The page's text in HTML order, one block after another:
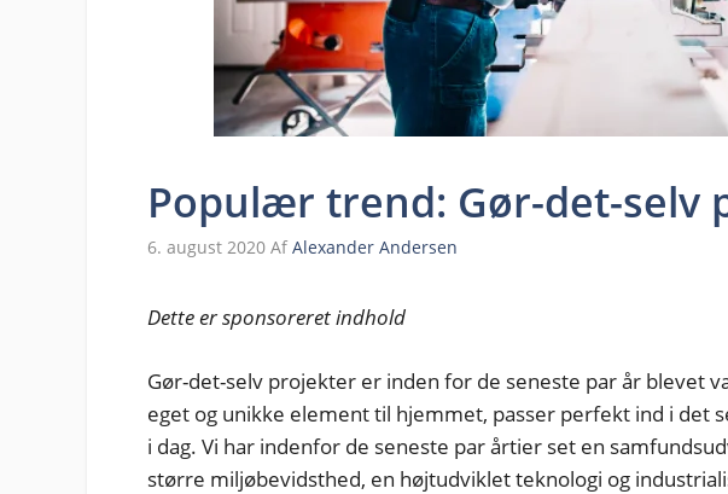
Populær trend: Gør-det-selv
6. august 2020 Af Alexander Andersen
Dette er sponsoreret indhold
Gør-det-selv projekter er inden for de seneste par år blevet
eget og unikke element til hjemmet, passer perfekt ind i det
i dag. Vi har indenfor de seneste par årtier set en
større miljøbevidsthed, en højtudviklet teknologi og